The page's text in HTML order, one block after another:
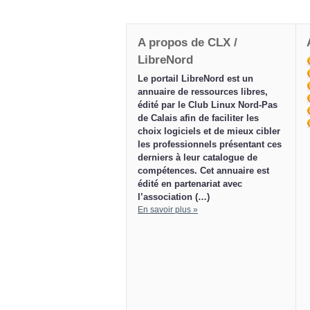
A propos de CLX /
LibreNord
Le portail LibreNord est un
annuaire de ressources libres,
édité par le Club Linux Nord-Pas
de Calais afin de faciliter les
choix logiciels et de mieux cibler
les professionnels présentant ces
derniers à leur catalogue de
compétences. Cet annuaire est
édité en partenariat avec
l’association (…)
En savoir plus »